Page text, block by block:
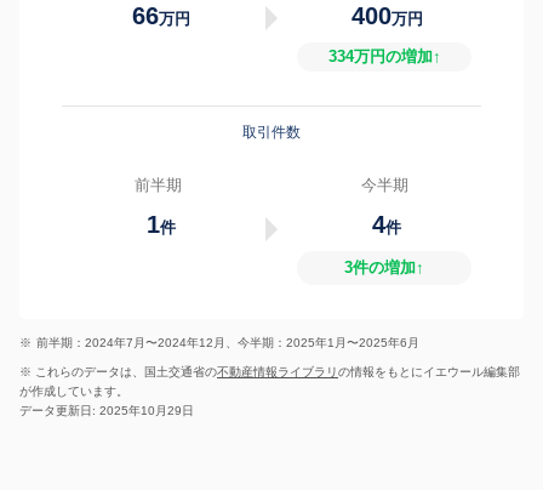
66万円 400万円
334万円の増加↑
取引件数
前半期
1件
今半期
4件
3件の増加↑
※ 前半期：2024年7月〜2024年12月、今半期：2025年1月〜2025年6月
※ これらのデータは、国土交通省の不動産情報ライブラリの情報をもとにイエウール編集部
が作成しています。
データ更新日: 2025年10月29日